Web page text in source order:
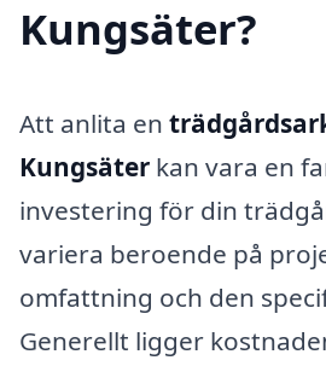
Kungsäter?
Att anlita en
Kungsäter kan vara en
investering för din
variera beroende på
omfattning och den
Generellt ligger